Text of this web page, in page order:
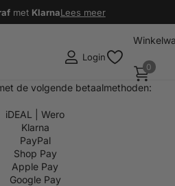
met KlarnaLees meer
Klarna
Login
0
de volgende betaalmethoden:
iDEAL | Wero
Klarna
PayPal
Shop Pay
Apple Pay
Google Pay